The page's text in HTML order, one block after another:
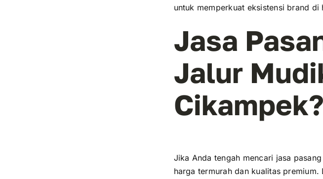
untuk memperkuat eksistensi brand di
Jasa
Jalur
Cikampek?
Jika Anda tengah mencari jasa
harga termurah dan kualitas